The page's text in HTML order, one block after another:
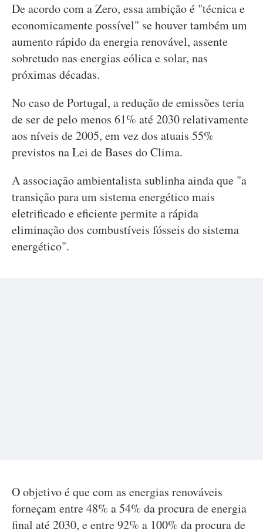
De acordo com a Zero, essa ambição é "técnica e
economicamente possível" se houver também um
aumento rápido da energia renovável, assente
sobretudo nas energias eólica e solar, nas
próximas décadas.
No caso de Portugal, a redução de emissões teria
de ser de pelo menos 61% até 2030 relativamente
aos níveis de 2005, em vez dos atuais 55%
previstos na Lei de Bases do Clima.
A associação ambientalista sublinha ainda que "a
transição para um sistema energético mais
eletrificado e eficiente permite a rápida
eliminação dos combustíveis fósseis do sistema
energético".
O objetivo é que com as energias renováveis
forneçam entre 48% a 54% da procura de energia
final até 2030, e entre 92% a 100% da procura de